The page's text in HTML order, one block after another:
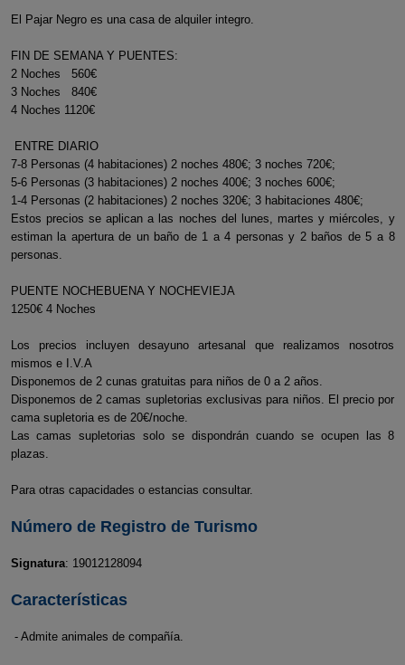
El Pajar Negro es una casa de alquiler integro.
FIN DE SEMANA Y PUENTES:
2 Noches 560€
3 Noches 840€
4 Noches 1120€
ENTRE DIARIO
7-8 Personas (4 habitaciones) 2 noches 480€; 3 noches 720€;
5-6 Personas (3 habitaciones) 2 noches 400€; 3 noches 600€;
1-4 Personas (2 habitaciones) 2 noches 320€; 3 habitaciones 480€;
Estos precios se aplican a las noches del lunes, martes y miércoles, y
estiman la apertura de un baño de 1 a 4 personas y 2 baños de 5 a 8
personas.
PUENTE NOCHEBUENA Y NOCHEVIEJA
1250€ 4 Noches
Los precios incluyen desayuno artesanal que realizamos nosotros
mismos e I.V.A
Disponemos de 2 cunas gratuitas para niños de 0 a 2 años.
Disponemos de 2 camas supletorias exclusivas para niños. El precio por
cama supletoria es de 20€/noche.
Las camas supletorias solo se dispondrán cuando se ocupen las 8
plazas.
Para otras capacidades o estancias consultar.
Número de Registro de Turismo
Signatura: 19012128094
Características
- Admite animales de compañía.